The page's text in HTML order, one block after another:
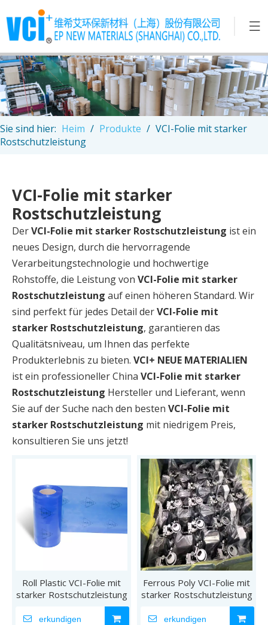
Sie sind hier: Heim / Produkte / VCI-Folie mit starker
Rostschutzleistung
VCI-Folie mit starker
Rostschutzleistung
DerVCI-Folie mit starker Rostschutzleistung ist ein
neues Design, durch die hervorragende
Verarbeitungstechnologie und hochwertige
Rohstoffe, die Leistung von VCI-Folie mit starker
Rostschutzleistung auf einen höheren Standard. Wir
sind perfekt für jedes Detail derVCI-Folie mit
starker Rostschutzleistung, garantieren das
Qualitätsniveau, um Ihnen das perfekte
Produkterlebnis zu bieten. VCI+ NEUE MATERIALIEN
ist ein professioneller China VCI-Folie mit starker
Rostschutzleistung Hersteller und Lieferant, wenn
Sie auf der Suche nach den besten VCI-Folie mit
starker Rostschutzleistung mit niedrigem Preis,
konsultieren Sie uns jetzt!
Roll Plastic VCI-Folie mit
starker Rostschutzleistung
erkundigen
Ferrous Poly VCI-Folie mit
starker Rostschutzleistung
erkundigen